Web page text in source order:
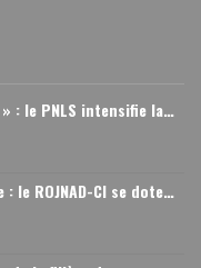
: le PNLS intensifie la…
le ROJNAD-CI se dote…